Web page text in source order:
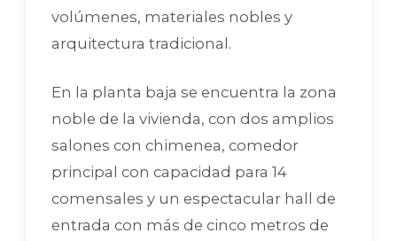
volúmenes, materiales nobles y
arquitectura tradicional.
En la planta baja se encuentra la zona
noble de la vivienda, con dos amplios
salones con chimenea, comedor
principal con capacidad para 14
comensales y un espectacular hall de
entrada con más de cinco metros de